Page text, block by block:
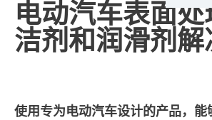
电动汽车表面处
洁剂和润滑剂解
使用专为电动汽车设计的产品，能